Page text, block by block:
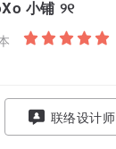
小铺 ୨୧
联络设计师